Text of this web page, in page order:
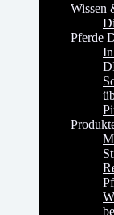
Wissen
Pferde